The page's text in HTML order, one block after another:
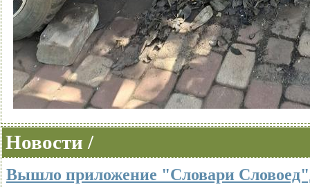
Новости /
Вышло приложение "Словари